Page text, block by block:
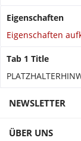
Eigenschaften
Eigenschaften
Tab 1 Title
NEWSLETTER
ÜBER UNS